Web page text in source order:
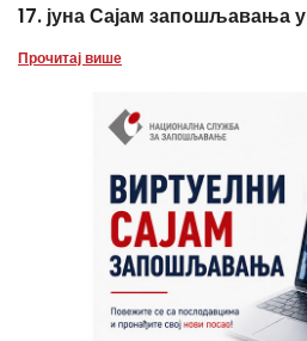
17. јуна Сајам запошљавања
Прочитај више